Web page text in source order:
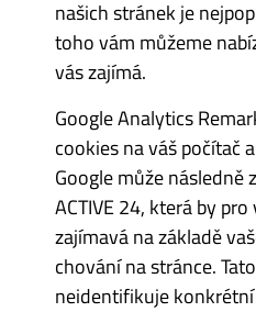
našich stránek je
toho vám můžeme
vás zajímá.
Google Analytics
cookies na váš počítač
Google může následně
ACTIVE 24, která by
zajímavá na základě
chování na stránce.
neidentifikuje